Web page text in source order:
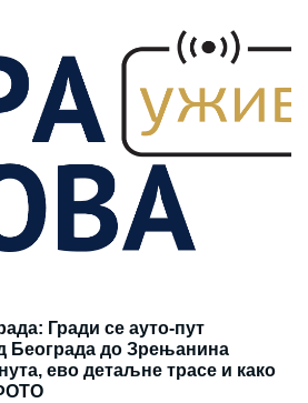
Гради се ауто-пут
Београда до Зрењанина
ево детаљне трасе и како